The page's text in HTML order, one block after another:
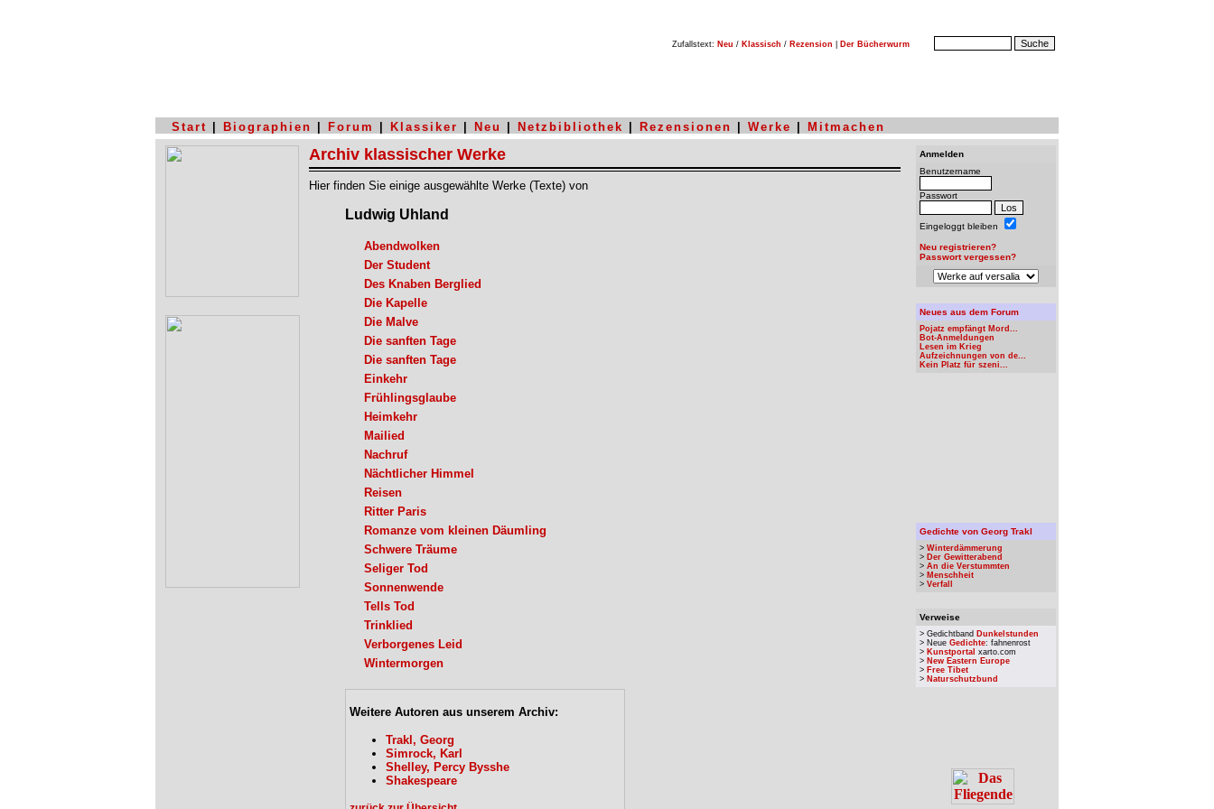
Zufallstext: Neu / Klassisch / Rezension Der Bücherwurm
Start Biographien Forum Klassiker Neu Netzbibliothek Rezensionen Werke Mitmachen
Archiv klassischer Werke
Hier finden Sie einige ausgewählte Werke (Texte) von
Ludwig Uhland
Abendwolken
Der Student
Des Knaben Berglied
Die Kapelle
Die Malve
Die sanften Tage
Die sanften Tage
Einkehr
Frühlingsglaube
Heimkehr
Mailied
Nachruf
Nächtlicher Himmel
Reisen
Ritter Paris
Romanze vom kleinen Däumling
Schwere Träume
Seliger Tod
Sonnenwende
Tells Tod
Trinklied
Verborgenes Leid
Wintermorgen
Weitere Autoren aus unserem Archiv:
Trakl, Georg
Simrock, Karl
Shelley, Percy Bysshe
Shakespeare
Anmelden
Benutzername
Passwort
Eingeloggt bleiben
Neu registrieren?
Passwort vergessen?
Neues aus dem Forum
Pojatz empfängt Mord...
Bot-Anmeldungen
Lesen im Krieg
Aufzeichnungen von de...
Kein Platz für szeni...
Gedichte von Georg Trakl
> Winterdämmerung
> Der Gewitterabend
> An die Verstummten
> Menschheit
> Verfall
Verweise
> Gedichtband Dunkelstunden
> Neue Gedichte: fahnenrost
> Kunstportal xarto.com
> New Eastern Europe
> Free Tibet
> Naturschutzbund